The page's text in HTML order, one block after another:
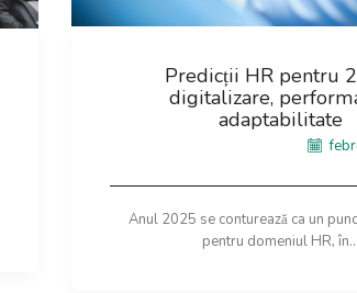
Predicții HR pentru
digitalizare,
adaptabilitate
Anul 2025 se conturează ca un
pentru domeniul HR, în...